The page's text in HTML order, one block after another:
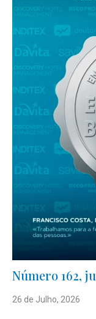
Número 162,
26 de Julho, 2026